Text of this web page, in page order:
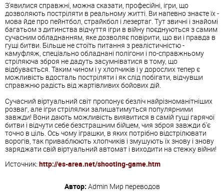
З'явилися справжні, можна сказати, професійні, ігри, що
дозволяють постріляти в реальному житті. Ви напевно знаєте їх -
мова йде про пейнтбол, страйкбол і лезертаг. Тут звичні і знайомі
багатьом з дитинства відчуття ігри в війну поєднуються з самим
сучасним обладнанням, яке дозволяє повірити, що ви і правда в
гущі битви. Більше не стоїть питання з реалістичністю -
камуфляж, спеціально обладнані полігони і по-справжньому
стріляюча зброя не дадуть засумніватися в тому, що
відбувається. Таким чином і у хлопчиків і у дорослих тепер є
можливість вдосталь постріляти і як слід побігати, відчувши
справжню радість від жартівливих бойових дій.
Сучасний віртуальний світ пропонує безліч найрізноманітніших
розваг, але ігри стрілялки залишатимуться популярними
завжди! Вони дають можливість виявитися в самій гущі гарячої
битви і відчути себе безстрашним бійцем, чия зброя завжди б'є
точно в ціль. Ось чому іграшки, в яких потрібно відстрілювати
ворогів, так приваблюють хлопчиків і змушують їх знову і знову
заряджати свій віртуальний автомат і виходити на стежку війни!
Источник: http://es-area.net/shooting-game.htm
Автор: Admin Мир переводов